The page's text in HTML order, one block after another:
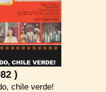
)
chile verde!